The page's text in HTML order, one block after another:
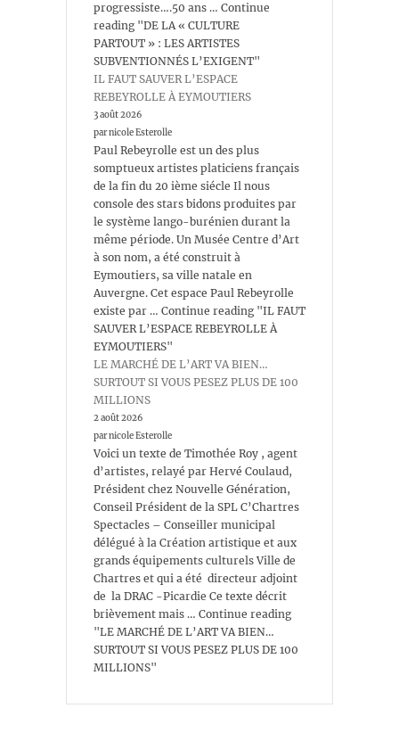
progressiste….50 ans … Continue
reading "DE LA « CULTURE
PARTOUT » : LES ARTISTES
SUBVENTIONNÉS L’EXIGENT"
IL FAUT SAUVER L’ESPACE
REBEYROLLE À EYMOUTIERS
3 août 2026
par nicole Esterolle
Paul Rebeyrolle est un des plus
somptueux artistes platiciens français
de la fin du 20 ième siécle Il nous
console des stars bidons produites par
le système lango-burénien durant la
même période. Un Musée Centre d’Art
à son nom, a été construit à
Eymoutiers, sa ville natale en
Auvergne. Cet espace Paul Rebeyrolle
existe par … Continue reading "IL FAUT
SAUVER L’ESPACE REBEYROLLE À
EYMOUTIERS"
LE MARCHÉ DE L’ART VA BIEN…
SURTOUT SI VOUS PESEZ PLUS DE 100
MILLIONS
2 août 2026
par nicole Esterolle
Voici un texte de Timothée Roy , agent
d’artistes, relayé par Hervé Coulaud,
Président chez Nouvelle Génération,
Conseil Président de la SPL C’Chartres
Spectacles – Conseiller municipal
délégué à la Création artistique et aux
grands équipements culturels Ville de
Chartres et qui a été directeur adjoint
de la DRAC -Picardie Ce texte décrit
brièvement mais … Continue reading
"LE MARCHÉ DE L’ART VA BIEN…
SURTOUT SI VOUS PESEZ PLUS DE 100
MILLIONS"